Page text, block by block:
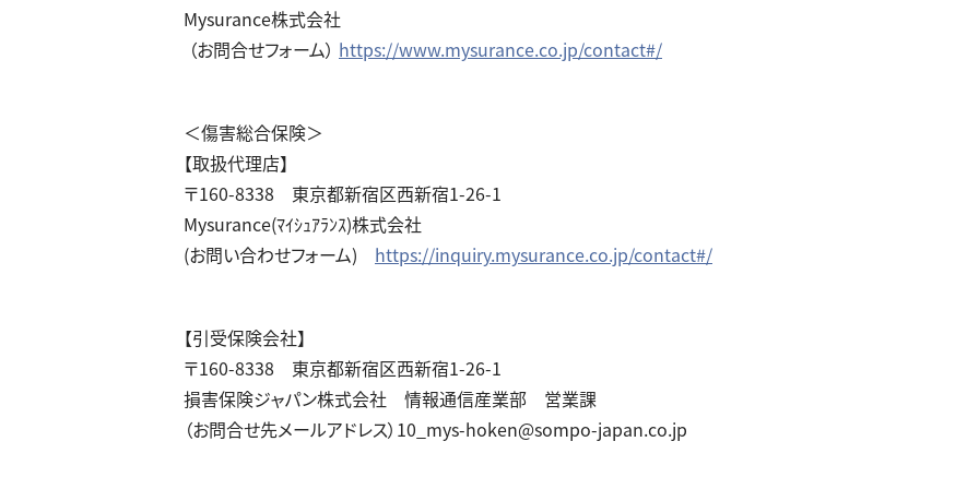
Mysurance株式会社
（お問合せフォーム） https://www.mysurance.co.jp/contact#/
＜傷害総合保険＞
【取扱代理店】
〒160-8338 東京都新宿区西新宿1-26-1
Mysurance(ﾏｲｼｭｱﾗﾝｽ)株式会社
(お問い合わせフォーム) https://inquiry.mysurance.co.jp/contact#/
【引受保険会社】
〒160-8338 東京都新宿区西新宿1-26-1
損害保険ジャパン株式会社 情報通信産業部 営業課
（お問合せ先メールアドレス） 10_mys-hoken@sompo-japan.co.jp